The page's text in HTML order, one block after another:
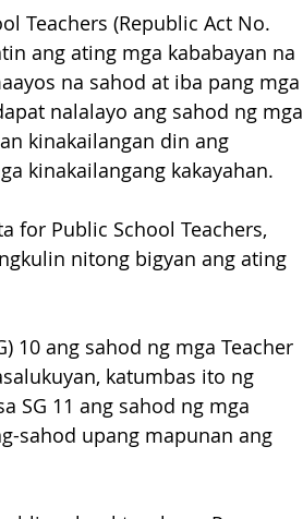
Teachers (Republic Act No.
ang ating mga kababayan na
na sahod at iba pang mga
nalalayo ang sahod ng mga
kinakailangan din ang
kinakailangang kakayahan.
for Public School Teachers,
nitong bigyan ang ating
10 ang sahod ng mga Teacher
katumbas ito ng
SG 11 ang sahod ng mga
sahod upang mapunan ang